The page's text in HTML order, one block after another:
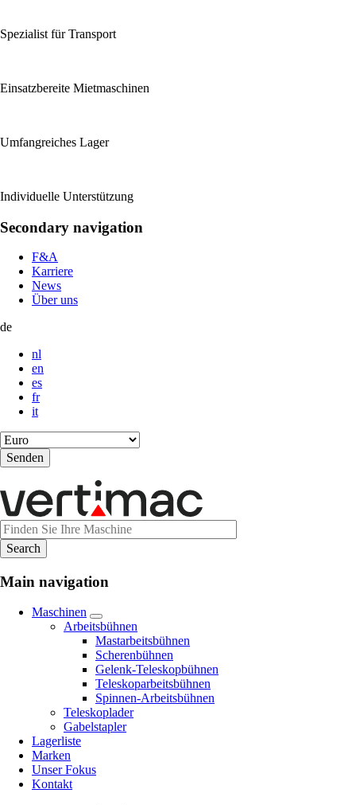
Spezialist für Transport
Einsatzbereite Mietmaschinen
Umfangreiches Lager
Individuelle Unterstützung
Secondary navigation
F&A
Karriere
News
Über uns
de
nl
en
es
fr
it
Main navigation
Maschinen
Arbeitsbühnen
Mastarbeitsbühnen
Scherenbühnen
Gelenk-Teleskopbühnen
Teleskoparbeitsbühnen
Spinnen-Arbeitsbühnen
Teleskoplader
Gabelstapler
Lagerliste
Marken
Unser Fokus
Kontakt